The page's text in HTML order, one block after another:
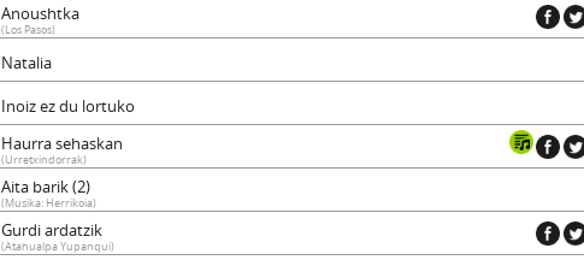
Anoushtka
(Los Pasos)
Natalia
Inoiz ez du lortuko
Haurra sehaskan
(Urretxindorrak)
Aita barik (2)
(Musika: Herrikoia)
Gurdi ardatzik
(Atahualpa Yupanqui)